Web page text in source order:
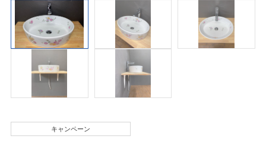
キャンペーン